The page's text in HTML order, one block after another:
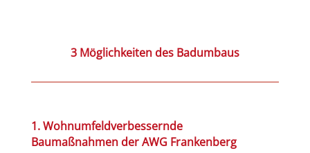
3 Möglichkeiten des Badumbaus
1. Wohnumfeldverbessernde
Baumaßnahmen der AWG Frankenberg